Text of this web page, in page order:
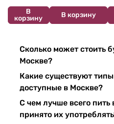
В
корзину
В корзину
Сколько может стоить
Москве?
Какие существуют
доступные в Москве?
С чем лучше всего пить
принято их